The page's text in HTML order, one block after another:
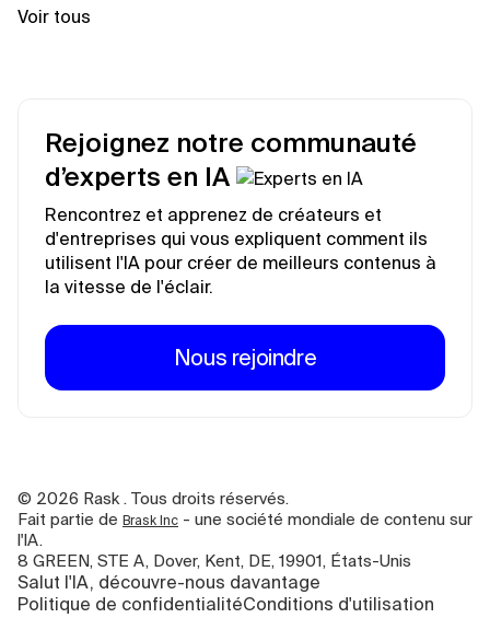
Voir tous
Rejoignez notre communauté
d’experts en IA
Rencontrez et apprenez de créateurs et
d'entreprises qui vous expliquent comment ils
utilisent l'IA pour créer de meilleurs contenus à
la vitesse de l'éclair.
Nous rejoindre
© 2026 Rask . Tous droits réservés.
Fait partie de Brask Inc - une société mondiale de contenu sur
l'IA.
8 GREEN, STE A, Dover, Kent, DE, 19901, États-Unis
Salut l'IA, découvre-nous davantage
Politique de confidentialitéConditions d'utilisation